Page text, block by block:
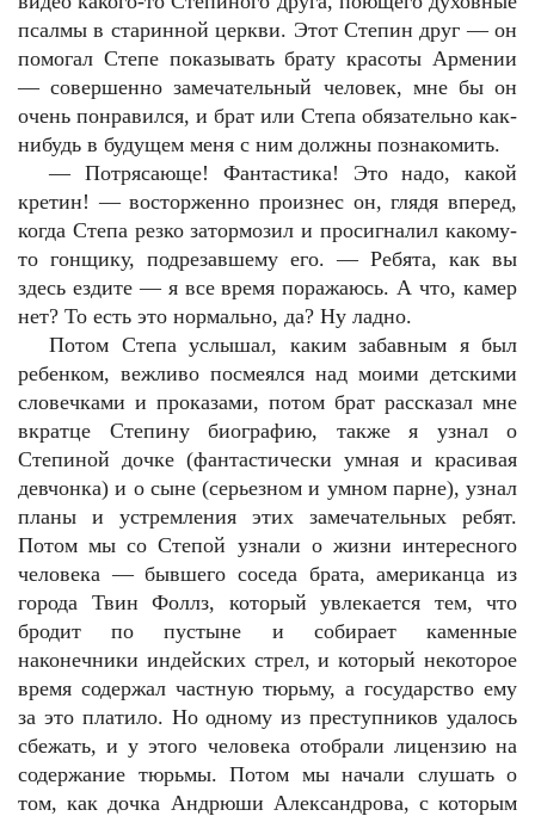
псалмы в старинной церкви. Этот Степин друг — он
помогал Степе показывать брату красоты Армении
— совершенно замечательный человек, мне бы он
очень понравился, и брат или Степа обязательно как-
нибудь в будущем меня с ним должны познакомить.
—Потрясающе! Фантастика! Это надо, какой
кретин! — восторженно произнес он, глядя вперед,
когда Степа резко затормозил и просигналил какому-
то гонщику, подрезавшему его. — Ребята, как вы
здесь ездите — я все время поражаюсь. А что, камер
нет? То есть это нормально, да? Ну ладно.
Потом Степа услышал, каким забавным я был
ребенком, вежливо посмеялся над моими детскими
словечками и проказами, потом брат рассказал мне
вкратце Степину биографию, также я узнал о
Степиной дочке (фантастически умная и красивая
девчонка) и о сыне (серьезном и умном парне), узнал
планы и устремления этих замечательных ребят.
Потом мы со Степой узнали о жизни интересного
человека — бывшего соседа брата, американца из
города Твин Фоллз, который увлекается тем, что
бродит по пустыне и собирает каменные
наконечники индейских стрел, и который некоторое
время содержал частную тюрьму, а государство ему
за это платило. Но одному из преступников удалось
сбежать, и у этого человека отобрали лицензию на
содержание тюрьмы. Потом мы начали слушать о
том, как дочка Андрюши Александрова, с которым